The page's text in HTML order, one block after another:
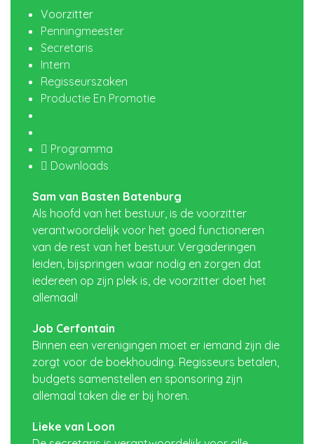
Voorzitter
Penningmeester
Secretaris
Intern
Regisseurszaken
Productie En Promotie
Programma
Downloads
Sam van Basten Batenburg
Als hoofd van het bestuur, is de voorzitter
verantwoordelijk voor het goed functioneren
van de rest van het bestuur. Vergaderingen
leiden, bijspringen waar nodig en zorgen dat
iedereen op zijn plek is, de voorzitter doet het
allemaal!
Job Cerfontain
Binnen een verenigingen moet er iemand zijn die
zorgt voor de boekhouding. Regisseurs betalen,
budgets samenstellen en sponsoring zijn
allemaal taken die er bij horen.
Lieke van Loon